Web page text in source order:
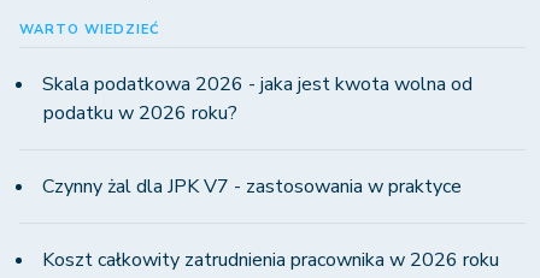
WARTO WIEDZIEĆ
Skala podatkowa 2026 - jaka jest kwota wolna od
podatku w 2026 roku?
Czynny żal dla JPK V7 - zastosowania w praktyce
Koszt całkowity zatrudnienia pracownika w 2026 roku